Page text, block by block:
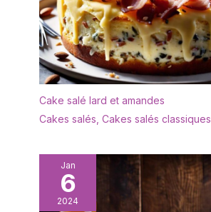
Cake salé lard et amandes
Cakes salés Cakes salés classiques
Jan
6
2024